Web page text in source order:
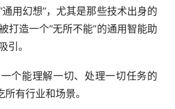
用幻想”，尤其是那些技术出身的
打造一个“无所不能”的通用智能助
引。
个能理解一切、处理一切任务的
所有行业和场景。